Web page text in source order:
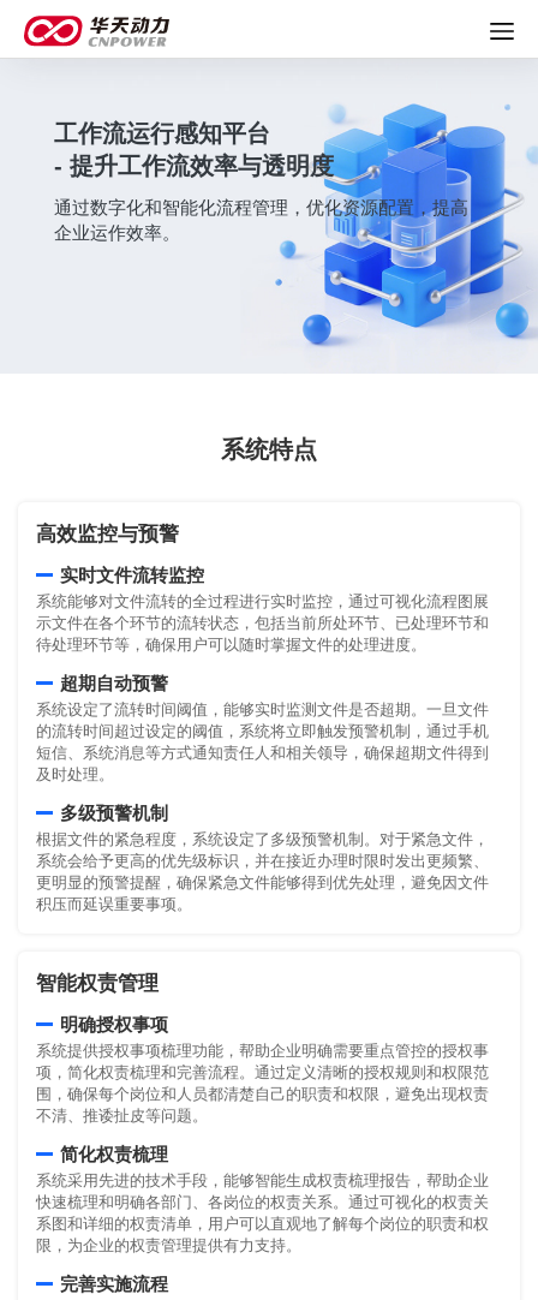
工作流运行感知平台
- 提升工作流效率与透明度
通过数字化和智能化流程管理，优化资源配置，提高
企业运作效率。
系统特点
高效监控与预警
实时文件流转监控
系统能够对文件流转的全过程进行实时监控，通过可视化流程图展
示文件在各个环节的流转状态，包括当前所处环节、已处理环节和
待处理环节等，确保用户可以随时掌握文件的处理进度。
超期自动预警
系统设定了流转时间阈值，能够实时监测文件是否超期。一旦文件
的流转时间超过设定的阈值，系统将立即触发预警机制，通过手机
短信、系统消息等方式通知责任人和相关领导，确保超期文件得到
及时处理。
多级预警机制
根据文件的紧急程度，系统设定了多级预警机制。对于紧急文件，
系统会给予更高的优先级标识，并在接近办理时限时发出更频繁、
更明显的预警提醒，确保紧急文件能够得到优先处理，避免因文件
积压而延误重要事项。
智能权责管理
明确授权事项
系统提供授权事项梳理功能，帮助企业明确需要重点管控的授权事
项，简化权责梳理和完善流程。通过定义清晰的授权规则和权限范
围，确保每个岗位和人员都清楚自己的职责和权限，避免出现权责
不清、推诿扯皮等问题。
简化权责梳理
系统采用先进的技术手段，能够智能生成权责梳理报告，帮助企业
快速梳理和明确各部门、各岗位的权责关系。通过可视化的权责关
系图和详细的权责清单，用户可以直观地了解每个岗位的职责和权
限，为企业的权责管理提供有力支持。
完善实施流程